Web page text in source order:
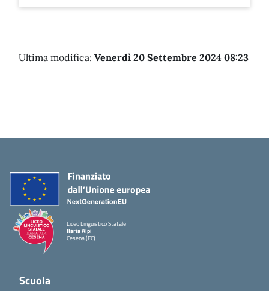
Ultima modifica: Venerdì 20 Settembre 2024 08:23
Liceo Linguistico Statale
Ilaria Alpi
Cesena (FC)
Scuola